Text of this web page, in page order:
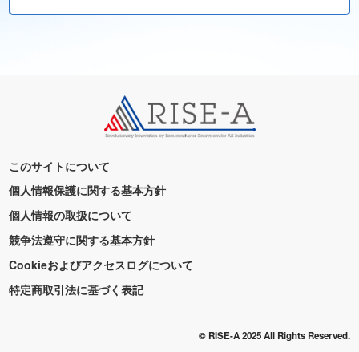
このサイトについて
個人情報保護に関する基本方針
個人情報の取扱について
競争法遵守に関する基本方針
Cookieおよびアクセスログについて
特定商取引法に基づく表記
© RISE-A 2025 All Rights Reserved.